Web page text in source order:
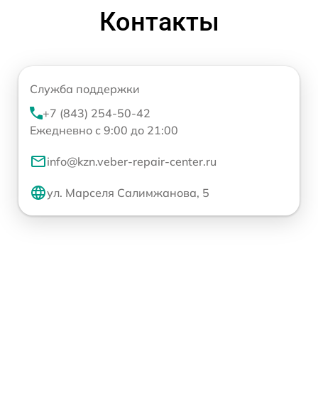
Контакты
Служба поддержки
+7 (843) 254-50-42
Ежедневно с 9:00 до 21:00
info@kzn.veber-repair-center.ru
ул. Марселя Салимжанова, 5